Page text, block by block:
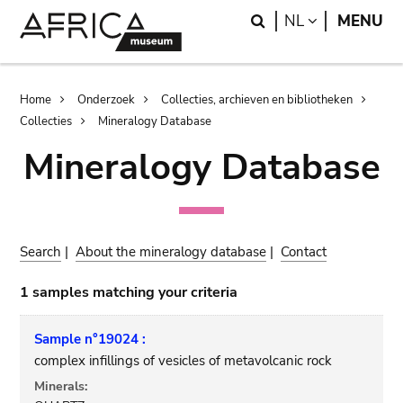
Search
NL LANGUAGE
MENU
Breadcrumb
Home Onderzoek
Collecties, archieven en bibliotheken
Collecties
Mineralogy Database
Mineralogy Database
Search |About the mineralogy database | Contact
1 samples matching your criteria
Sample n°19024 :
complex infillings of vesicles of metavolcanic rock
Minerals: